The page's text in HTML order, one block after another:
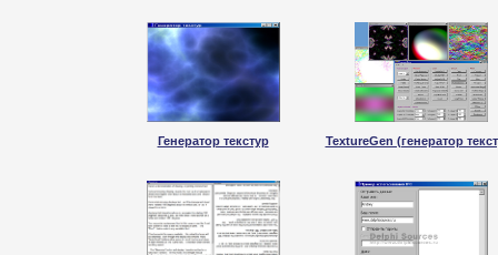
Генератор текстур TextureGen (генератор